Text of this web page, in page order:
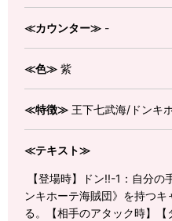
≪カウンター≫ -
≪色≫ 紫
≪特徴≫ 王下七武海/ドンキ
≪テキスト≫
【登場時】ドン!!-1：自分の
ンキホーテ海賊団》を持つ
る。【相手のアタック時】